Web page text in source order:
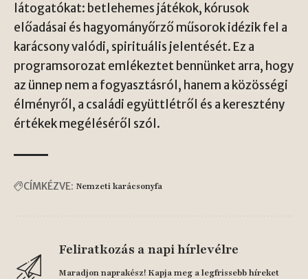
látogatókat: betlehemes játékok, kórusok
előadásai és hagyományőrző műsorok idézik fel a
karácsony valódi, spirituális jelentését. Ez a
programsorozat emlékeztet bennünket arra, hogy
az ünnep nem a fogyasztásról, hanem a közösségi
élményről, a családi együttlétről és a keresztény
értékek megéléséről szól.
CÍMKÉZVE: Nemzeti karácsonyfa
Feliratkozás a napi hírlevélre
Maradjon naprakész! Kapja meg a legfrissebb híreket